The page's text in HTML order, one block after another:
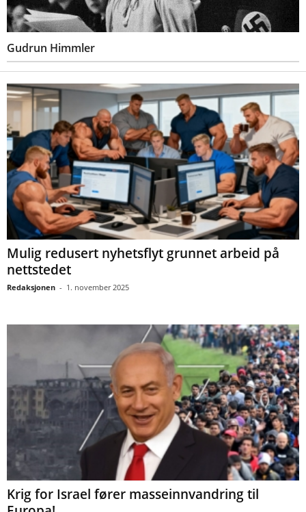
Gudrun Himmler
Mulig redusert nyhetsflyt grunnet arbeid på
nettstedet
Redaksjonen - 1. november 2025
Krig for Israel fører masseinnvandring til